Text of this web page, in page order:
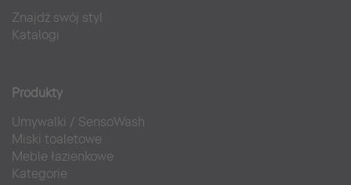
Znajdź swój styl
Katalogi
Produkty
Umywalki / SensoWash
Miski toaletowe
Meble łazienkowe
Kategorie